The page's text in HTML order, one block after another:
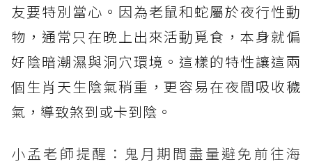
友要特別當心。因為老鼠和蛇屬於夜行性動
物，通常只在晚上出來活動覓食，本身就偏
好陰暗潮濕與洞穴環境。這樣的特性讓這兩
個生肖天生陰氣稍重，更容易在夜間吸收穢
氣，導致煞到或卡到陰。
小孟老師提醒：鬼月期間盡量避免前往海